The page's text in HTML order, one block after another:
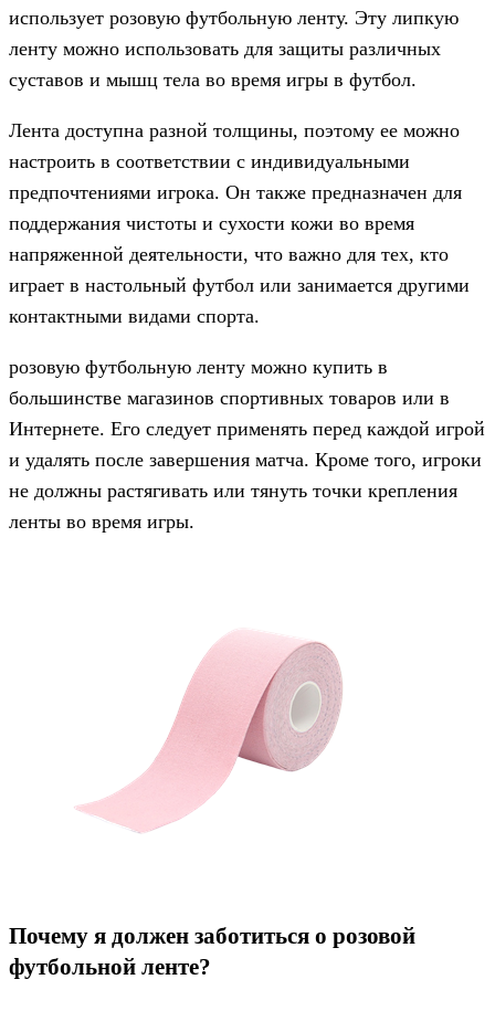
использует розовую футбольную ленту. Эту липкую
ленту можно использовать для защиты различных
суставов и мышц тела во время игры в футбол.
Лента доступна разной толщины, поэтому ее можно
настроить в соответствии с индивидуальными
предпочтениями игрока. Он также предназначен для
поддержания чистоты и сухости кожи во время
напряженной деятельности, что важно для тех, кто
играет в настольный футбол или занимается другими
контактными видами спорта.
розовую футбольную ленту можно купить в
большинстве магазинов спортивных товаров или в
Интернете. Его следует применять перед каждой игрой
и удалять после завершения матча. Кроме того, игроки
не должны растягивать или тянуть точки крепления
ленты во время игры.
Почему я должен заботиться о розовой
футбольной ленте?